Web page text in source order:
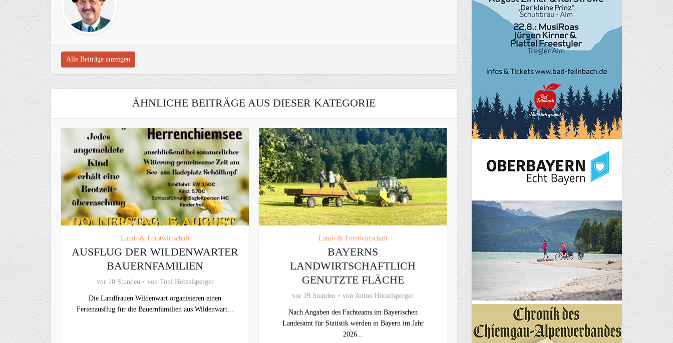
Alle Beiträge anzeigen
ÄHNLICHE BEITRÄGE AUS DIESER KATEGORIE
Land- & Forstwirtschaft
AUSFLUG DER WILDENWARTER
BAUERNFAMILIEN
vor 10 Stunden von Toni Hötzelsperger
Die Landfrauen Wildenwart organisieren einen
Ferienausflug für die Bauernfamilien aus Wildenwart...
Land- & Forstwirtschaft
BAYERNS
LANDWIRTSCHAFTLICH
GENUTZTE FLÄCHE
vor 19 Stunden von Anton Hötzelsperger
Nach Angaben des Fachteams im Bayerischen
Landesamt für Statistik werden in Bayern im Jahr
2026...